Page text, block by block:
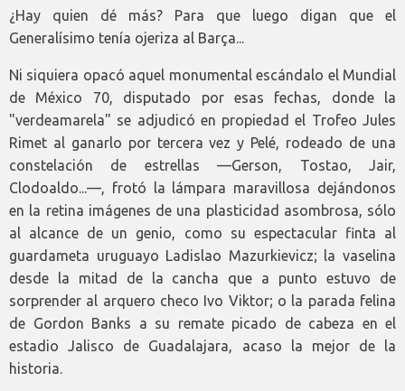
¿Hay quien dé más? Para que luego digan que el
Generalísimo tenía ojeriza al Barça...
Ni siquiera opacó aquel monumental escándalo el Mundial
de México 70, disputado por esas fechas, donde la
"verdeamarela" se adjudicó en propiedad el Trofeo Jules
Rimet al ganarlo por tercera vez y Pelé, rodeado de una
constelación de estrellas —Gerson, Tostao, Jair,
Clodoaldo...—, frotó la lámpara maravillosa dejándonos
en la retina imágenes de una plasticidad asombrosa, sólo
al alcance de un genio, como su espectacular finta al
guardameta uruguayo Ladislao Mazurkievicz; la vaselina
desde la mitad de la cancha que a punto estuvo de
sorprender al arquero checo Ivo Viktor; o la parada felina
de Gordon Banks a su remate picado de cabeza en el
estadio Jalisco de Guadalajara, acaso la mejor de la
historia.